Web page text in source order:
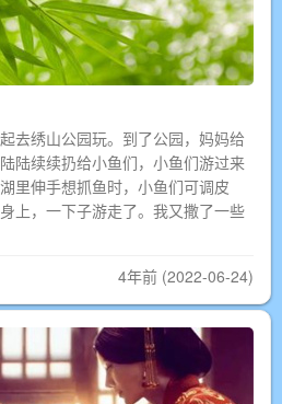
去绣山公园玩。到了公园，妈妈给
陆续续扔给小鱼们，小鱼们游过来
里伸手想抓鱼时，小鱼们可调皮
上，一下子游走了。我又撒了一些
4年前 (2022-06-24)